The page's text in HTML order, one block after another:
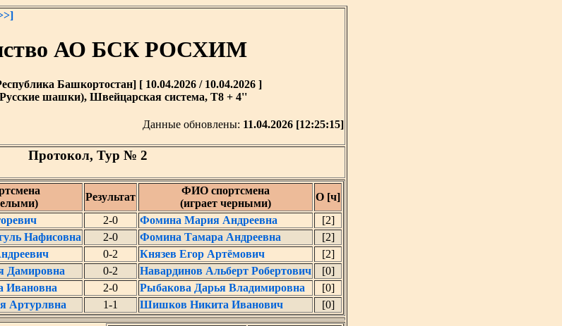
АО БСК РОСХИМ
Башкортостан] [ 10.04.2026 / 10.04.2026 ]
шашки), Швейцарская система, T8 + 4''
Данные обновлены: 11.04.2026 [12:25:15]
Протокол, Тур № 2
Результат
ФИО спортсмена
(играет черными)
О [ч]
2-0 Фомина Мария Андреевна
[2]
Нафисовна 2-0 Фомина Тамара Андреевна
[2]
0-2 Князев Егор Артёмович
[2]
Дамировна 0-2 Навардинов Альберт Робертович
[0]
Ивановна 2-0 Рыбакова Дарья Владимировна
[0]
Артурлвна 1-1 Шишков Никита Иванович [0]